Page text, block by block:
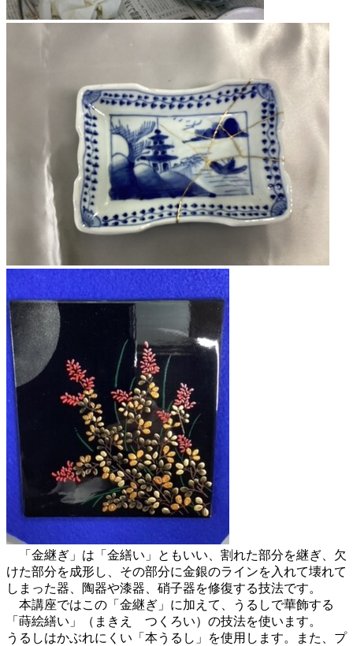
「金継ぎ」は「金繕い」ともいい、割れた部分を継ぎ、欠
けた部分を成形し、その部分に金銀のラインを入れて壊れて
しまった器、陶器や漆器、硝子器を修復する技法です。
本講座ではこの「金継ぎ」に加えて、うるしで華飾する
「蒔絵繕い」（まきえ つくろい）の技法を使います。
うるしはかぶれにくい「本うるし」を使用します。また、プ